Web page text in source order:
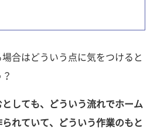
合はどういう点に気をつけると
しても、どういう流れでホーム
れていて、どういう作業のもと